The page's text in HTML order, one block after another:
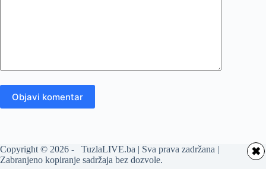
Objavi komentar
Copyright © 2026 - TuzlaLIVE.ba | Sva prava zadržana |
Zabranjeno kopiranje sadržaja bez dozvole.
✖